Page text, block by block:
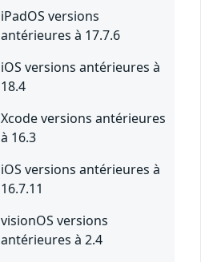
iPadOS versions
antérieures à 17.7.6
iOS versions antérieures à
18.4
Xcode versions antérieures
à 16.3
iOS versions antérieures à
16.7.11
visionOS versions
antérieures à 2.4